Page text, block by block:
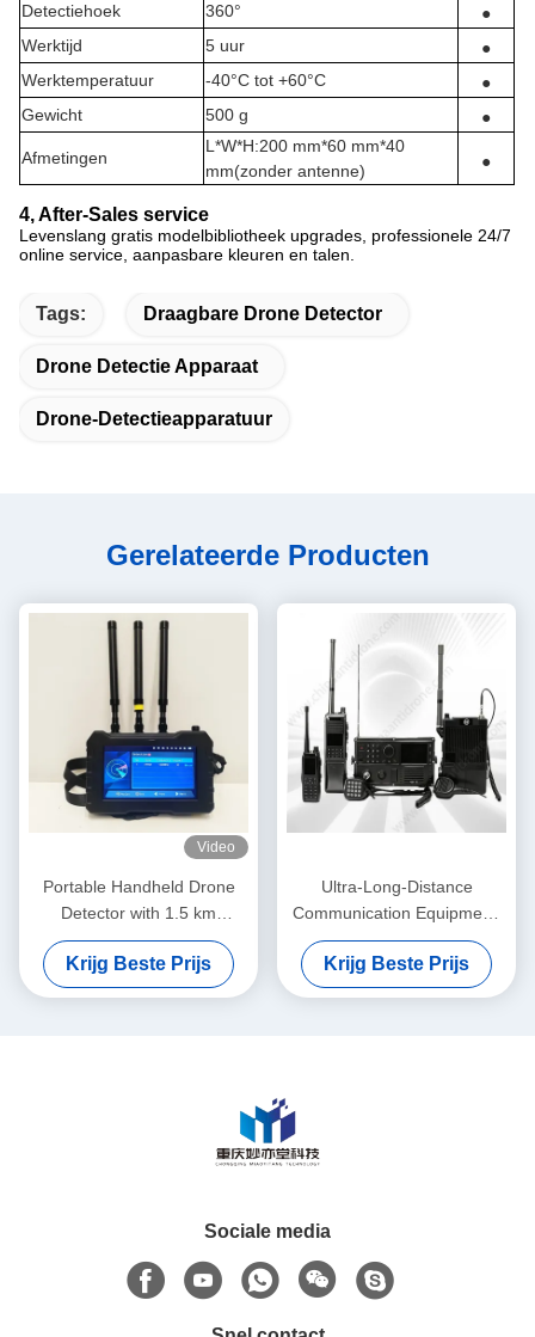
Detectiehoek 360°
●
Werktijd
5 uur
●
Werktemperatuur
-40°C tot +60°C
●
Gewicht
500 g ●
Afmetingen
L*W*H:200 mm*60 mm*40
mm(zonder antenne) ●
4, After-Sales service
Levenslang gratis modelbibliotheek upgrades, professionele 24/7
online service, aanpasbare kleuren en talen.
Tags: Draagbare Drone Detector
Drone Detectie Apparaat
Drone-Detectieapparatuur
Gerelateerde Producten
Video
Portable Handheld Drone
Detector with 1.5 km
Detection Radius 7-inch
Touchscreen and 7000mAh
Battery
Krijg Beste Prijs
Ultra-Long-Distance
Communication Equipment:
Ensuring Reliable
Transmission Over 100 Km
For Maritime Security
Krijg Beste Prijs
Sociale media